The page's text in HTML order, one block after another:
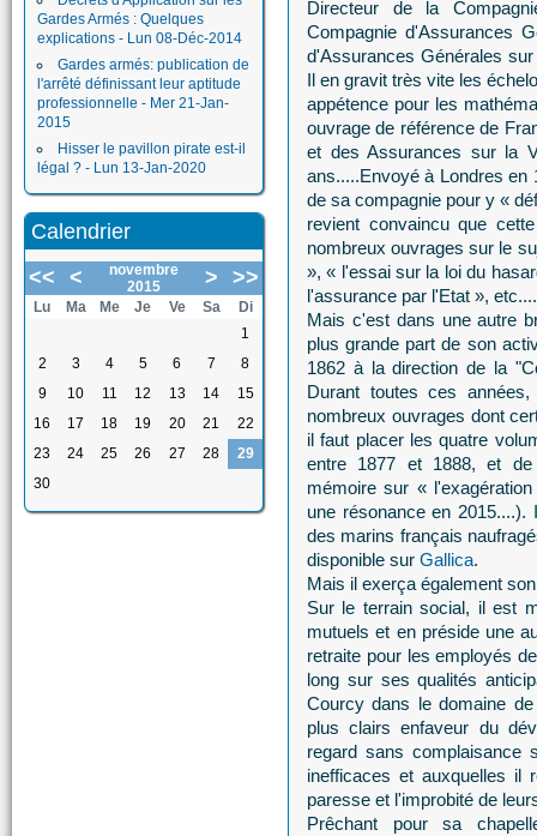
Gardes Armés : Quelques
explications - Lun 08-Déc-2014
Gardes armés: publication de
l'arrêté définissant leur aptitude
professionnelle - Mer 21-Jan-
2015
Hisser le pavillon pirate est-il
légal ? - Lun 13-Jan-2020
Calendrier
<<
<
novembre
2015
> >>
Lu Ma Me Je Ve Sa
Di
1
2
3 4 5 6 7
8
9
10 11 12 13 14
15
16
17 18 19 20 21
22
23
24 25 26 27 28
29
30
Directeur de la
Compagnie d'Assurances
d'Assurances Générales
Il en gravit très vite les
appétence pour les
ouvrage de référence de
et des Assurances sur la
ans.....Envoyé à Londres en
de sa compagnie pour y «
revient convaincu que
nombreux ouvrages sur le
», « l'essai sur la loi du
l'assurance par l'Etat »,
Mais c'est dans une autre
plus grande part de son
1862 à la direction de la
Durant toutes ces
nombreux ouvrages dont
il faut placer les quatre
entre 1877 et 1888, et
mémoire sur «
une résonance en
des marins français
disponible sur Gallica.
Mais il exerça également
Sur le terrain social, il est
mutuels et en préside une
retraite pour les employés
long sur ses qualités
Courcy dans le domaine
plus clairs enfaveur du
regard sans complaisance
inefficaces et auxquelles il
paresse et l'improbité de
Prêchant pour sa